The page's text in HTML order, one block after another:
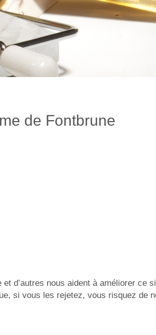
de Fontbrune
d’autres nous aident à améliorer ce
si vous les rejetez, vous risquez de